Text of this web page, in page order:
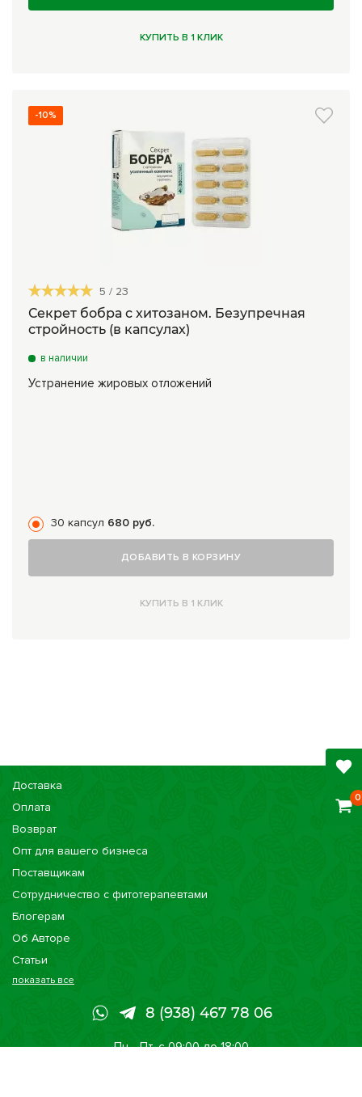
КУПИТЬ В 1 КЛИК
-10%
5 / 23
Секрет бобра с хитозаном. Безупречная
стройность (в капсулах)
в наличии
Устранение жировых отложений
30 капсул 680 руб.
ДОБАВИТЬ В КОРЗИНУ
КУПИТЬ В 1 КЛИК
0
Доставка
Оплата
Возврат
Опт для вашего бизнеса
Поставщикам
Сотрудничество с фитотерапевтами
Блогерам
Об Авторе
Статьи
Консультации
Наши магазины
показать все
8 (938) 467 78 06
Пн - Пт, с 09:00 до 18:00